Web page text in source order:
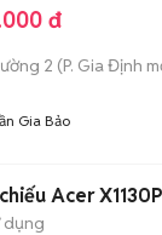
đ
2 (P. Gia Định
Gia Bảo
Acer
dụng